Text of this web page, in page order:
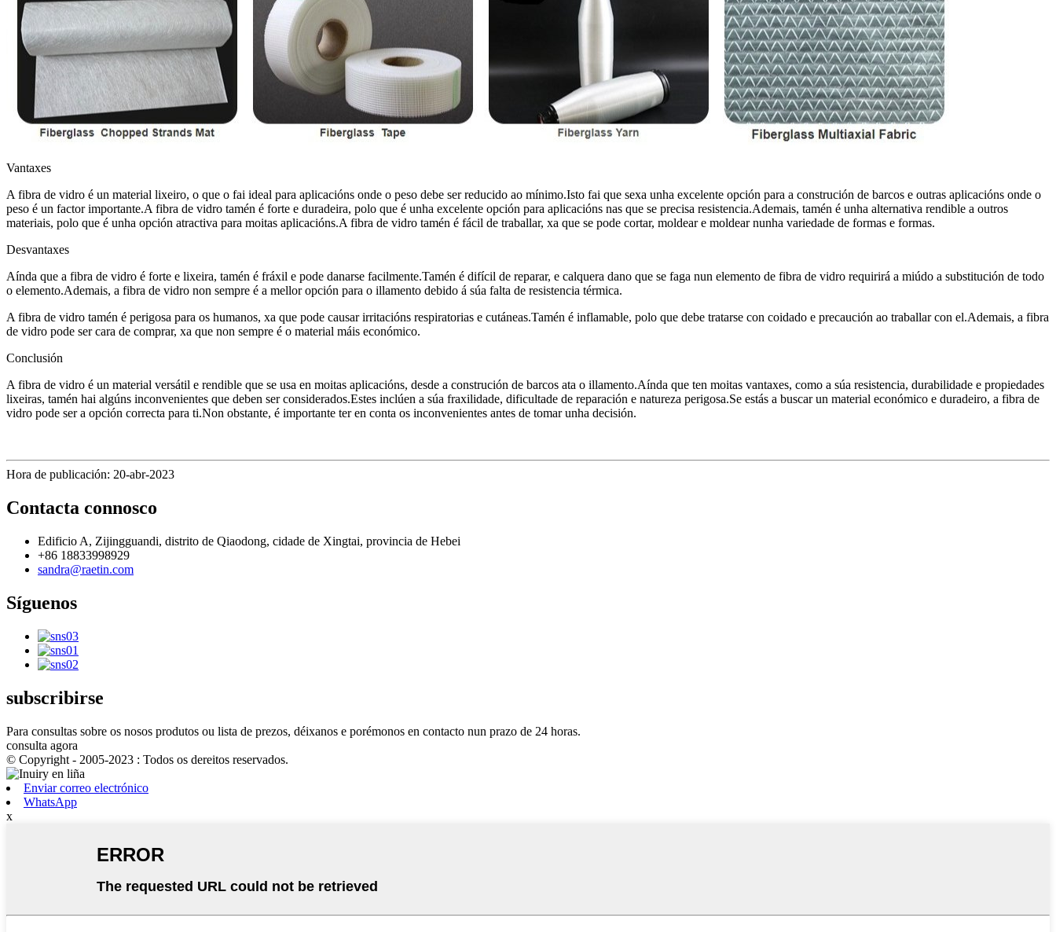
Vantaxes
A fibra de vidro é un material lixeiro, o que o fai ideal para aplicacións onde o peso debe ser reducido ao mínimo.Isto fai que sexa unha excelente opción para a construción de barcos e outras aplicacións onde o
peso é un factor importante.A fibra de vidro tamén é forte e duradeira, polo que é unha excelente opción para aplicacións nas que se precisa resistencia.Ademais, tamén é unha alternativa rendible a outros
materiais, polo que é unha opción atractiva para moitas aplicacións.A fibra de vidro tamén é fácil de traballar, xa que se pode cortar, moldear e moldear nunha variedade de formas e formas.
Desvantaxes
Aínda que a fibra de vidro é forte e lixeira, tamén é fráxil e pode danarse facilmente.Tamén é difícil de reparar, e calquera dano que se faga nun elemento de fibra de vidro requirirá a miúdo a substitución de todo
o elemento.Ademais, a fibra de vidro non sempre é a mellor opción para o illamento debido á súa falta de resistencia térmica.
A fibra de vidro tamén é perigosa para os humanos, xa que pode causar irritacións respiratorias e cutáneas.Tamén é inflamable, polo que debe tratarse con coidado e precaución ao traballar con el.Ademais, a fibra
de vidro pode ser cara de comprar, xa que non sempre é o material máis económico.
Conclusión
A fibra de vidro é un material versátil e rendible que se usa en moitas aplicacións, desde a construción de barcos ata o illamento.Aínda que ten moitas vantaxes, como a súa resistencia, durabilidade e propiedades
lixeiras, tamén hai algúns inconvenientes que deben ser considerados.Estes inclúen a súa fraxilidade, dificultade de reparación e natureza perigosa.Se estás a buscar un material económico e duradeiro, a fibra de
vidro pode ser a opción correcta para ti.Non obstante, é importante ter en conta os inconvenientes antes de tomar unha decisión.
Hora de publicación: 20-abr-2023
Contacta connosco
Edificio A, Zijingguandi, distrito de Qiaodong, cidade de Xingtai, provincia de Hebei
+86 18833998929
sandra@raetin.com
Síguenos
subscribirse
Para consultas sobre os nosos produtos ou lista de prezos, déixanos e porémonos en contacto nun prazo de 24 horas.
consulta agora
© Copyright - 2005-2023 : Todos os dereitos reservados.
Enviar correo electrónico
WhatsApp
x